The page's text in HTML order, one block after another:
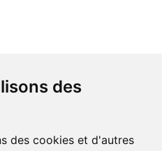
des
des cookies et d'autres